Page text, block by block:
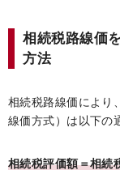
相続税路線価
方法
相続税路線価により
線価方式）は以下の
相続税評価額＝相続